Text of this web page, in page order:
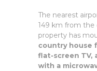
The nearest
149 km from the
property has
country house
flat-screen TV,
with a